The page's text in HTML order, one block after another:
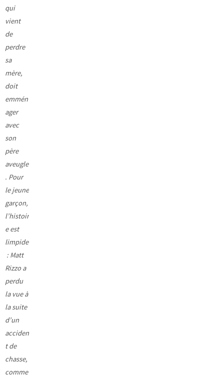
qui
vient
de
perdre
sa
mère,
doit
emmén
ager
avec
son
père
aveugle
. Pour
le jeune
garçon,
l’histoir
e est
limpide
: Matt
Rizzo a
perdu
la vue à
la suite
d’un
acciden
t de
chasse,
comme